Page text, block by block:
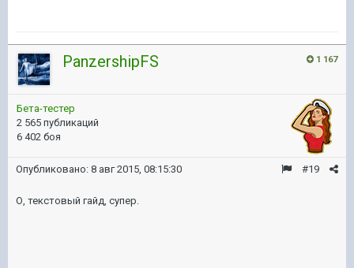
1 167
PanzershipFS
Бета-тестер
2 565 публикаций
6 402 боя
#19
Опубликовано: 8 авг 2015, 08:15:30
О, текстовый гайд, супер.